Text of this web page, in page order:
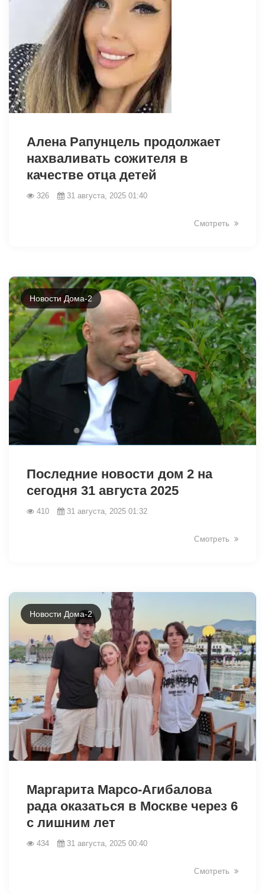
Алена Рапунцель продолжает
нахваливать сожителя в
качестве отца детей
326 31 августа, 2025 01:40
Смотреть
Новости Дома-2
Последние новости дом 2 на
сегодня 31 августа 2025
410 31 августа, 2025 01:32
Смотреть
Новости Дома-2
Маргарита Марсо-Агибалова
рада оказаться в Москве через 6
с лишним лет
434 31 августа, 2025 00:40
Смотреть